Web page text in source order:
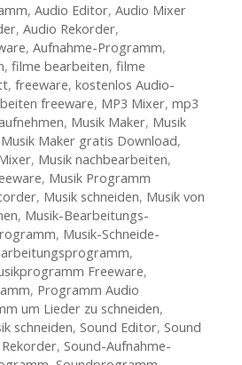
, Audio Editor, Audio Mixer
, Audio Rekorder,
, Aufnahme-Programm,
, filme bearbeiten, filme
, freeware, kostenlos Audio-
freeware, MP3 Mixer, mp3
, Musik Maker, Musik
Musik Maker gratis Download,
, Musik nachbearbeiten,
, Musik Programm
, Musik schneiden, Musik von
, Musik-Bearbeitungs-
, Musik-Schneide-
,
Freeware,
, Programm Audio
um Lieder zu schneiden,
schneiden, Sound Editor, Sound
, Sound-Aufnahme-